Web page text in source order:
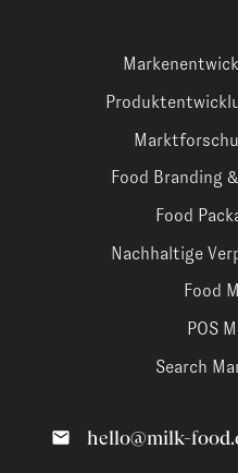
Food Branding
Food
Nachhaltige
Food
POS
Search
hello@milk-